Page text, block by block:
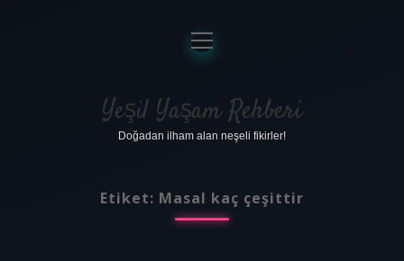
Anasayfa
Gizlilik Politikası
Yasal Uyarı
menüyü
aç
Yeşil Yaşam Rehberi
Doğadan ilham alan neşeli fikirler!
Etiket: Masal kaç çeşittir